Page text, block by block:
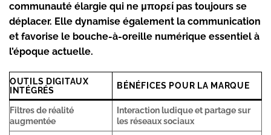
communauté élargie qui ne μπορεί pas toujours se
déplacer. Elle dynamise également la communication
et favorise le bouche-à-oreille numérique essentiel à
l’époque actuelle.
OUTILS DIGITAUX
INTÉGRÉS
BÉNÉFICES POUR LA MARQUE
Filtres de réalité
augmentée
Interaction ludique et partage sur
les réseaux sociaux